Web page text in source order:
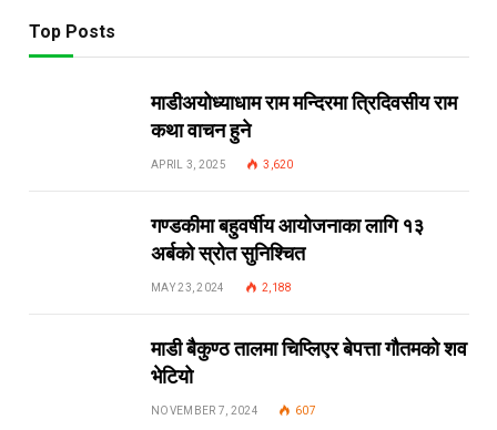
Top Posts
माडीअयोध्याधाम राम मन्दिरमा त्रिदिवसीय राम
कथा वाचन हुने
APRIL 3, 2025 3,620
गण्डकीमा बहुवर्षीय आयोजनाका लागि १३
अर्बको स्रोत सुनिश्चित
MAY 23, 2024 2,188
माडी बैकुण्ठ तालमा चिप्लिएर बेपत्ता गौतमको शव
भेटियो
NOVEMBER 7, 2024 607